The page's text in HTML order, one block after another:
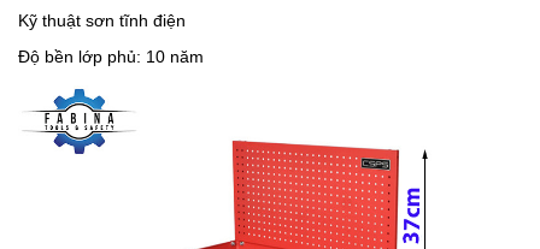
Kỹ thuật sơn tĩnh điện
Độ bền lớp phủ: 10 năm